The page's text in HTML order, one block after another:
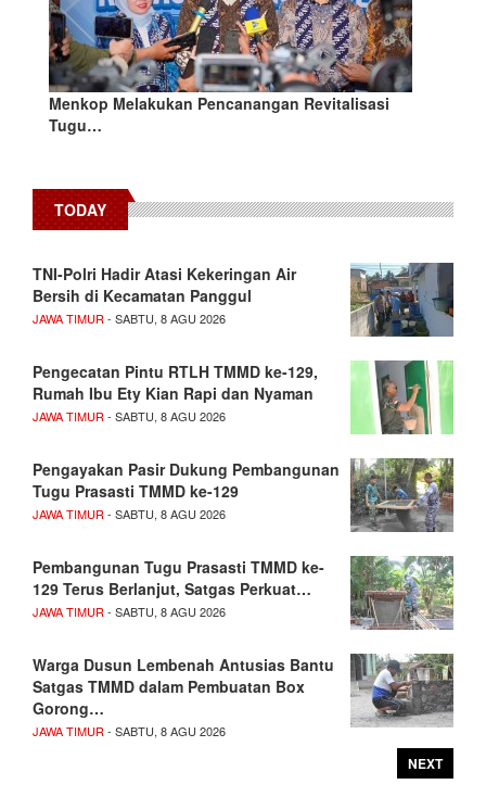
Menkop Melakukan Pencanangan Revitalisasi
Tugu…
TODAY
TNI-Polri Hadir Atasi Kekeringan Air
Bersih di Kecamatan Panggul
JAWA TIMUR- SABTU, 8 AGU 2026
Pengecatan Pintu RTLH TMMD ke-129,
Rumah Ibu Ety Kian Rapi dan Nyaman
JAWA TIMUR- SABTU, 8 AGU 2026
Pengayakan Pasir Dukung Pembangunan
Tugu Prasasti TMMD ke-129
JAWA TIMUR- SABTU, 8 AGU 2026
Pembangunan Tugu Prasasti TMMD ke-
129 Terus Berlanjut, Satgas Perkuat…
JAWA TIMUR- SABTU, 8 AGU 2026
Warga Dusun Lembenah Antusias Bantu
Satgas TMMD dalam Pembuatan Box
Gorong…
JAWA TIMUR- SABTU, 8 AGU 2026
NEXT